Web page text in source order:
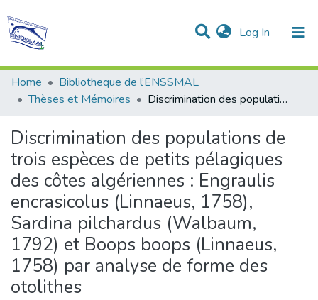
Log In (current)
Communities & Collections
Statistics
All of DSpace
Home
Bibliotheque de l’ENSSMAL
Thèses et Mémoires
Discrimination des populations de trois espèces de petits pélagiques des côtes algériennes : Engraulis encrasicolus (Linnaeus, 1758), Sardina pilchardus (Walbaum, 1792) et Boops boops (Linnaeus, 1758) par analyse de forme des otolithes
Discrimination des populations de
trois espèces de petits pélagiques
des côtes algériennes : Engraulis
encrasicolus (Linnaeus, 1758),
Sardina pilchardus (Walbaum,
1792) et Boops boops (Linnaeus,
1758) par analyse de forme des
otolithes